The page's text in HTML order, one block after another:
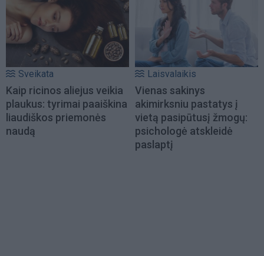
Sveikata
Kaip ricinos aliejus veikia
plaukus: tyrimai paaiškina
liaudiškos priemonės
naudą
Laisvalaikis
Vienas sakinys
akimirksniu pastatys į
vietą pasipūtusį žmogų:
psichologė atskleidė
paslaptį